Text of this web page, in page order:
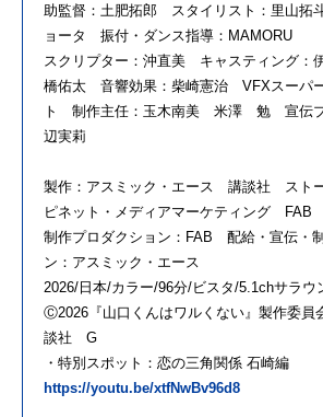
助監督：土肥拓郎 スタイリスト：里山拓
ョータ 振付・ダンス指導：MAMORU
スクリプター：沖直美 キャスティング：
橋佑太 音響効果：柴崎憲治 VFXスーパ
ト 制作主任：玉木南美 米澤 勉 宣伝プ
辺実莉
製作：アスミック・エース 講談社 スト
ピネット・メディアマーケティング FAB
制作プロダクション：FAB 配給・宣伝・
ン：アスミック・エース
2026/日本/カラー/96分/ビスタ/5.1chサラウ
Ⓒ2026『山口くんはワルくない』製作委
談社 G
・特別スポット：恋の三角関係 石崎編
https://youtu.be/xtfNwBv96d8